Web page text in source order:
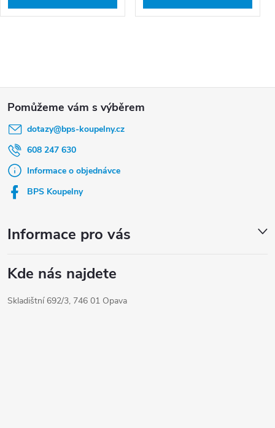
dotazy@bps-koupelny.cz
608 247 630
Informace o objednávce
BPS Koupelny
Informace pro vás
Kde nás najdete
Skladištní 692/3, 746 01 Opava